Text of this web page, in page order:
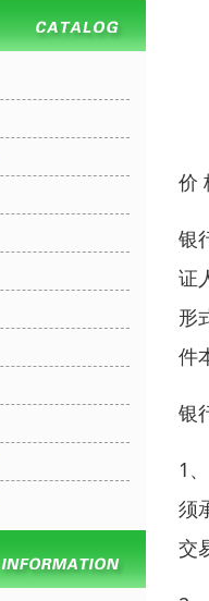
价
银
证
形
件
银
1
须
交